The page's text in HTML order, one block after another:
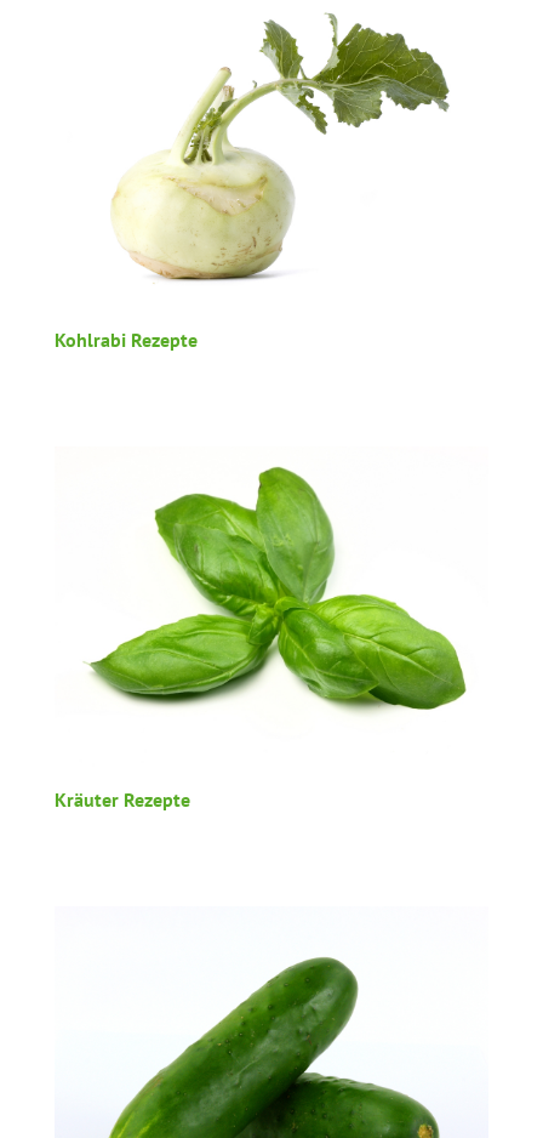
Kohlrabi Rezepte
Kräuter Rezepte